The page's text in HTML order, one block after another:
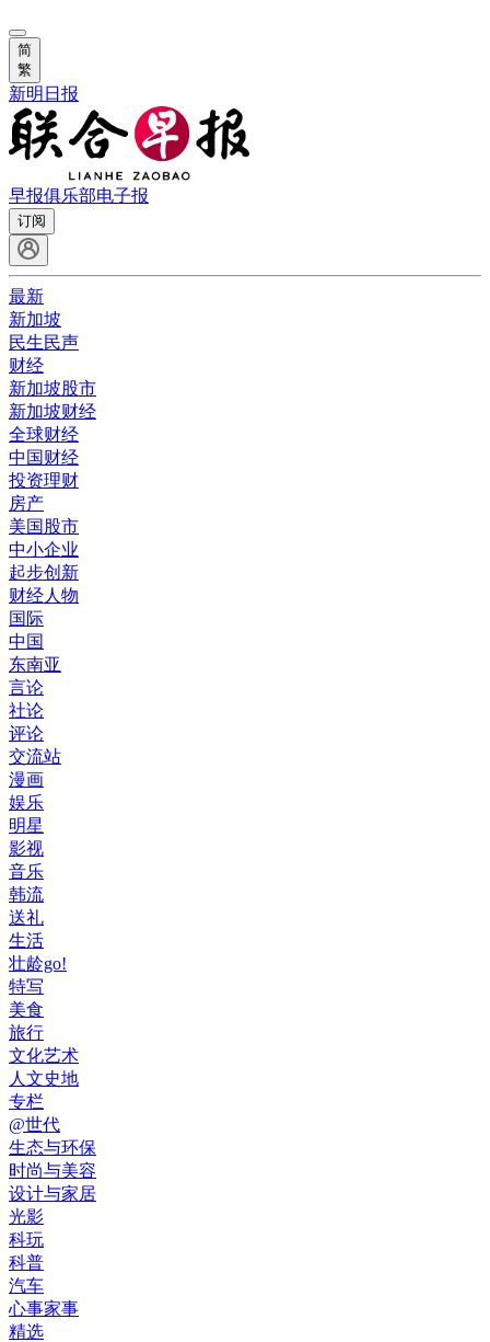
简
繁
新明日报
早报俱乐部电子报
订阅
最新
新加坡
民生民声
财经
新加坡股市
新加坡财经
全球财经
中国财经
投资理财
房产
美国股市
中小企业
起步创新
财经人物
国际
中国
东南亚
言论
社论
评论
交流站
漫画
娱乐
明星
影视
音乐
韩流
送礼
生活
壮龄go!
特写
美食
旅行
文化艺术
人文史地
专栏
@世代
生态与环保
时尚与美容
设计与家居
光影
科玩
科普
汽车
心事家事
精选